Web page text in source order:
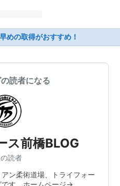
めの取得がおすすめ！
読者になる
ス前橋BLOG
読者
ン柔術道場、トライフォー
です。ホームページ→